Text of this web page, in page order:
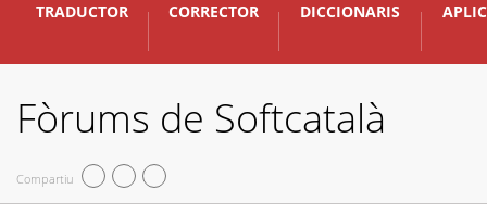
TRADUCTOR CORRECTOR DICCIONARIS
Fòrums de Softcatalà
Compartiu